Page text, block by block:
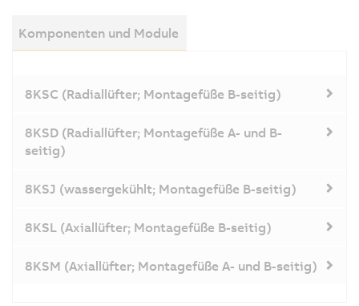
Komponenten und Module
8KSC (Radiallüfter; Montagefüße B-seitig)
8KSD (Radiallüfter; Montagefüße A- und B-
seitig)
8KSJ (wassergekühlt; Montagefüße B-seitig)
8KSL (Axiallüfter; Montagefüße B-seitig)
8KSM (Axiallüfter; Montagefüße A- und B-seitig)